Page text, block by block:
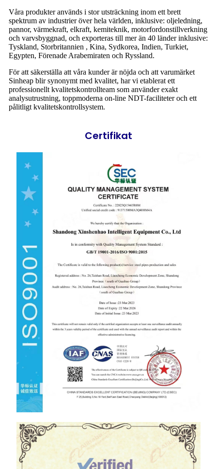
Våra produkter används i stor utsträckning inom ett brett
spektrum av industrier över hela världen, inklusive: oljeledning,
pannor, värmekraft, elkraft, kemiteknik, motorfordonstillverkning
och varvsbyggnad, och exporteras till mer än 40 länder inklusive:
Tyskland, Storbritannien , Kina, Sydkorea, Indien, Turkiet,
Egypten, Förenade Arabemiraten och Ryssland.
För att säkerställa att våra kunder är nöjda och att varumärket
Sinheap blir synonymt med kvalitet, har vi etablerat ett
professionellt kvalitetskontrollteam som använder exakt
analysutrustning, toppmoderna on-line NDT-faciliteter och ett
pålitligt kvalitetskontrollsystem.
Certifikat